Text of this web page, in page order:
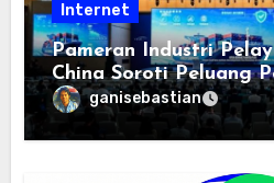
Internet
Pameran Industri
China Soroti Peluang
ganisebastian